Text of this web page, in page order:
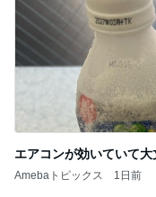
エアコンが効いていて大
Amebaトピックス 1日前